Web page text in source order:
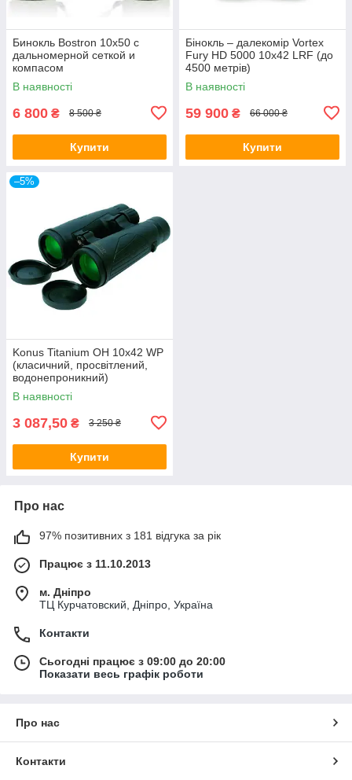
Бинокль Bostron 10x50 с
дальномерной сеткой и
компасом
В наявності
6 800 ₴ 8 500 ₴
Купити
Бінокль – далекомір Vortex
Fury HD 5000 10х42 LRF (до
4500 метрів)
В наявності
59 900 ₴ 66 000 ₴
Купити
–5%
Konus Titanium OH 10x42 WP
(класичний, просвітлений,
водонепроникний)
В наявності
3 087,50 ₴ 3 250 ₴
Купити
Про нас
97% позитивних з 181 відгука за рік
Працює з 11.10.2013
м. Дніпро
ТЦ Курчатовский, Дніпро, Україна
Контакти
Сьогодні працює з 09:00 до 20:00
Показати весь графік роботи
Про нас
Контакти